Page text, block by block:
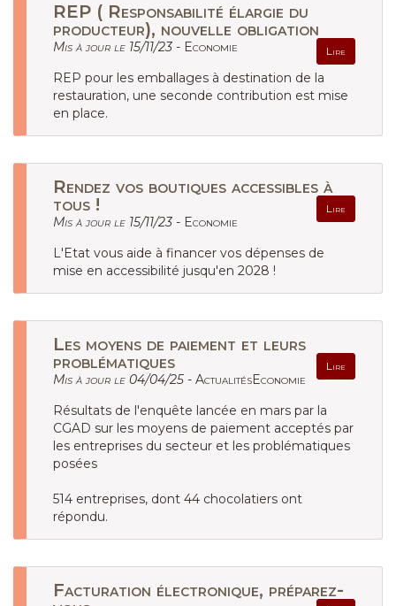
REP ( Responsabilité élargie du
producteur), nouvelle obligation
Lire
Mis à jour le 15/11/23 - Economie
REP pour les emballages à destination de la
restauration, une seconde contribution est mise
en place.
Rendez vos boutiques accessibles à
tous !
Lire
Mis à jour le 15/11/23 - Economie
L'Etat vous aide à financer vos dépenses de
mise en accessibilité jusqu'en 2028 !
Les moyens de paiement et leurs
problématiques
Lire
Mis à jour le 04/04/25 - ActualitésEconomie
Résultats de l'enquête lancée en mars par la
CGAD sur les moyens de paiement acceptés par
les entreprises du secteur et les problématiques
posées
514 entreprises, dont 44 chocolatiers ont
répondu.
Facturation électronique, préparez-